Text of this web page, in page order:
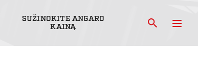
SUŽINOKITE ANGARO
KAINĄ